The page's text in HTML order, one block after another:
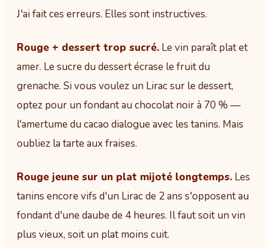
J'ai fait ces erreurs. Elles sont instructives.
Rouge + dessert trop sucré. Le vin paraît plat et
amer. Le sucre du dessert écrase le fruit du
grenache. Si vous voulez un Lirac sur le dessert,
optez pour un fondant au chocolat noir à 70 % —
l'amertume du cacao dialogue avec les tanins. Mais
oubliez la tarte aux fraises.
Rouge jeune sur un plat mijoté longtemps. Les
tanins encore vifs d'un Lirac de 2 ans s'opposent au
fondant d'une daube de 4 heures. Il faut soit un vin
plus vieux, soit un plat moins cuit.